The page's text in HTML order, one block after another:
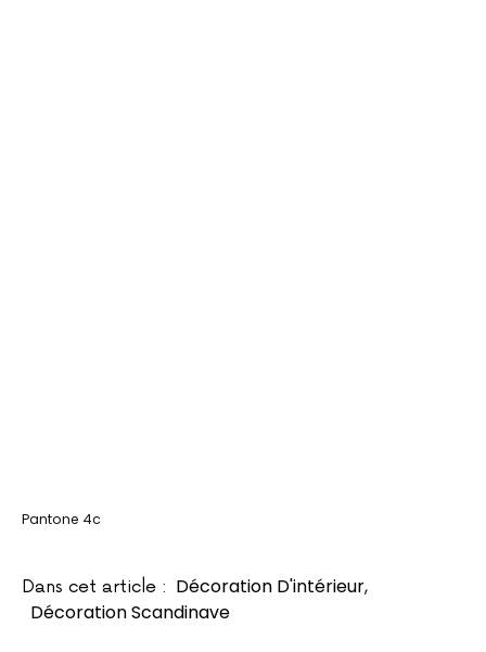
Pantone 4c
Dans cet article : Décoration D'intérieur,
Décoration Scandinave